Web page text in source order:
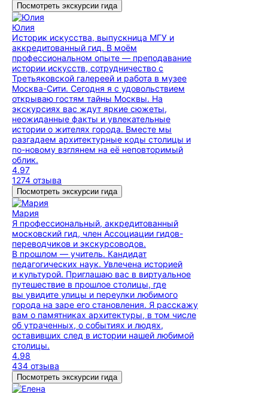
Посмотреть экскурсии гида
Юлия
Историк искусства, выпускница МГУ и
аккредитованный гид. В моём
профессиональном опыте — преподавание
истории искусств, сотрудничество с
Третьяковской галереей и работа в музее
Москва-Сити. Сегодня я с удовольствием
открываю гостям тайны Москвы. На
экскурсиях вас ждут яркие сюжеты,
неожиданные факты и увлекательные
истории о жителях города. Вместе мы
разгадаем архитектурные коды столицы и
по-новому взглянем на её неповторимый
облик.
4.97
1274 отзыва
Посмотреть экскурсии гида
Мария
Я профессиональный, аккредитованный
московский гид, член Ассоциации гидов-
переводчиков и экскурсоводов.
В прошлом — учитель. Кандидат
педагогических наук. Увлечена историей
и культурой. Приглашаю вас в виртуальное
путешествие в прошлое столицы, где
вы увидите улицы и переулки любимого
города на заре его становления. Я расскажу
вам о памятниках архитектуры, в том числе
об утраченных, о событиях и людях,
оставивших след в истории нашей любимой
столицы.
4.98
434 отзыва
Посмотреть экскурсии гида